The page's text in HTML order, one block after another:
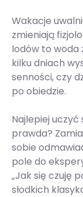
Wakacje
zmieniają
lodów to woda
kilku dniach
senności, czy
po obiedzie.
Najlepiej uczyć
prawda?
sobie
pole do
„Jak się czuję
słodkich